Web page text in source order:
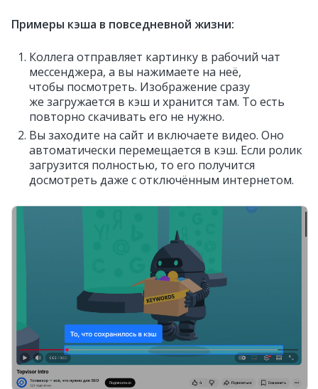
Примеры кэша в повседневной жизни:
Коллега отправляет картинку в рабочий чат
мессенджера, а вы нажимаете на неё,
чтобы посмотреть. Изображение сразу
же загружается в кэш и хранится там. То есть
повторно скачивать его не нужно.
Вы заходите на сайт и включаете видео. Оно
автоматически перемещается в кэш. Если ролик
загрузится полностью, то его получится
досмотреть даже с отключённым интернетом.